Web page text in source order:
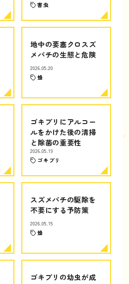
害虫
地中の要塞クロスズ
メバチの生態と危険
2026.05.20
蜂
ゴキブリにアルコー
ルをかけた後の清掃
と除菌の重要性
2026.05.19
ゴキブリ
スズメバチの駆除を
不要にする予防策
2026.05.15
蜂
ゴキブリの幼虫が成